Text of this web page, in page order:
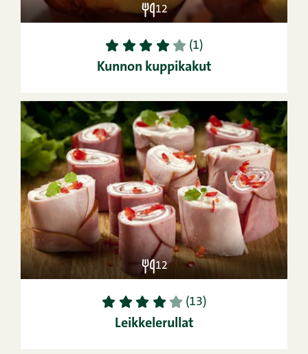
12
1 2 3 4 5 (1)
Kunnon kuppikakut
12
1 2 3 4 5 (13)
Leikkelerullat